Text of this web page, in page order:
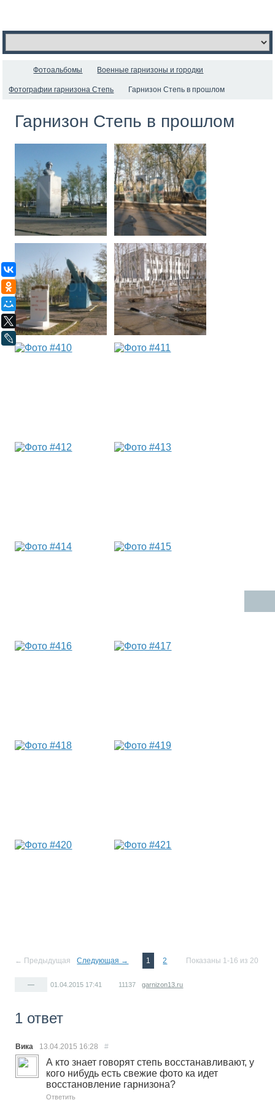
ВКонтакте
Одноклассники
Мой Мир
X
LiveJournal
Фотоальбомы Военные гарнизоны и городки
Фотографии гарнизона Степь Гарнизон Степь в прошлом
Гарнизон Степь в прошлом
← Предыдущая Следующая → 1 2 Показаны 1-16 из 20
— 01.04.2015 17:41 11137 garnizon13.ru
1 ответ
Вика 13.04.2015 16:28 #
А кто знает говорят степь восстанавливают, у
кого нибудь есть свежие фото ка идет
восстановление гарнизона?
Ответить